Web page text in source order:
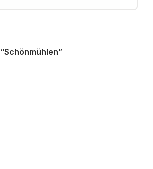
Fertiggelände “Schönmühlen”